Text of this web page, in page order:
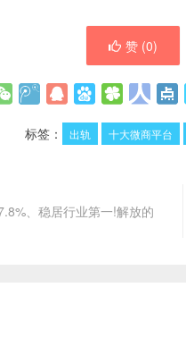
赞 (0)
标签： 出轨 十大微商平台
、稳居行业第一!解放的